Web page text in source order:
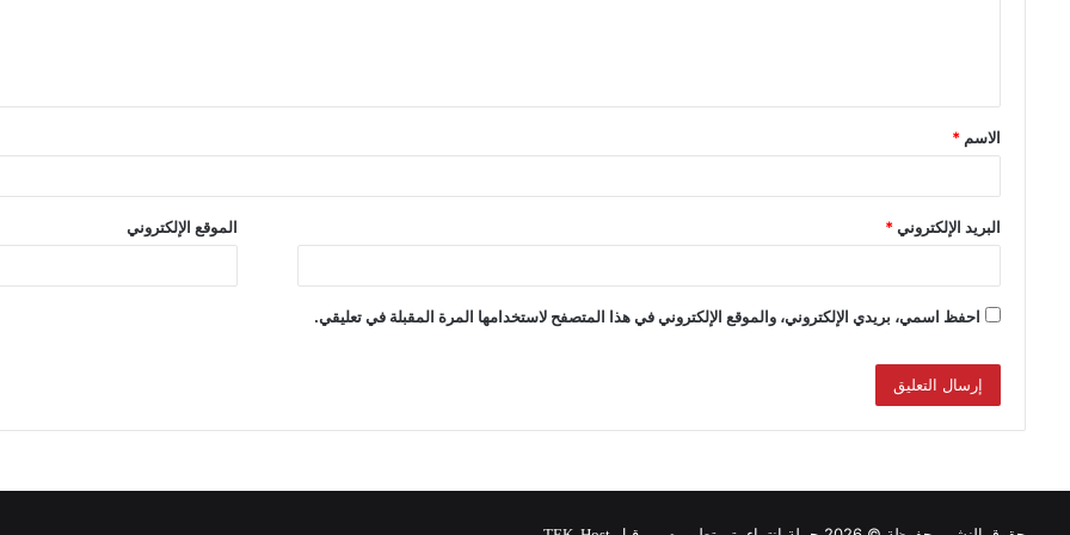
الاسم *
البريد الإلكتروني* الموقع الإلكتروني
احفظ اسمي، بريدي الإلكتروني، والموقع الإلكتروني في هذا المتصفح لاستخدامها المرة المقبلة في تعليقي.